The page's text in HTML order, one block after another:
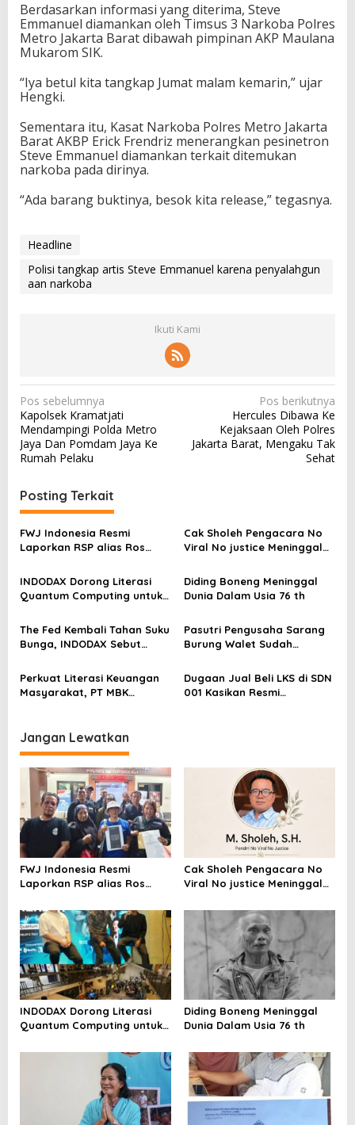
Berdasarkan informasi yang diterima, Steve
Emmanuel diamankan oleh Timsus 3 Narkoba Polres
Metro Jakarta Barat dibawah pimpinan AKP Maulana
Mukarom SIK.
“Iya betul kita tangkap Jumat malam kemarin,” ujar
Hengki.
Sementara itu, Kasat Narkoba Polres Metro Jakarta
Barat AKBP Erick Frendriz menerangkan pesinetron
Steve Emmanuel diamankan terkait ditemukan
narkoba pada dirinya.
“Ada barang buktinya, besok kita release,” tegasnya.
Headline
Polisi tangkap artis Steve Emmanuel karena penyalahgun
aan narkoba
Ikuti Kami
N
a
v
i
g
a
s
i
p
o
s
Pos sebelumnya
Kapolsek Kramatjati
Mendampingi Polda Metro
Jaya Dan Pomdam Jaya Ke
Rumah Pelaku
Pos berikutnya
Hercules Dibawa Ke
Kejaksaan Oleh Polres
Jakarta Barat, Mengaku Tak
Sehat
Posting Terkait
FWJ Indonesia Resmi
Laporkan RSP alias Ros
Cak Sholeh Pengacara No
Viral No justice Meninggal
INDODAX Dorong Literasi
Quantum Computing untuk
Blockchain
Diding Boneng Meninggal
Dunia Dalam Usia 76 th
The Fed Kembali Tahan Suku
Bunga, INDODAX Sebut
Sentimen Pasar
Pasutri Pengusaha Sarang
Burung Walet Sudah
Pelapor Desak Polda Jambi
Segera Lakukan Penahanan
Perkuat Literasi Keuangan
Masyarakat, PT MBK
Dugaan Jual Beli LKS di SDN
001 Kasikan Resmi
Jangan Lewatkan
FWJ Indonesia Resmi
Laporkan RSP alias Ros
Cak Sholeh Pengacara No
Viral No justice Meninggal
INDODAX Dorong Literasi
Quantum Computing untuk
Blockchain
Diding Boneng Meninggal
Dunia Dalam Usia 76 th